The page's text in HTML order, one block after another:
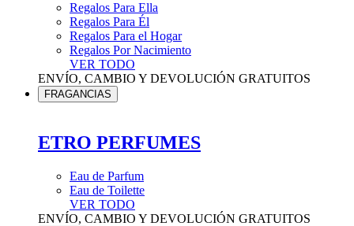
Regalos Para Ella
Regalos Para Él
Regalos Para el Hogar
Regalos Por Nacimiento
VER TODO
ENVÍO, CAMBIO Y DEVOLUCIÓN GRATUITOS
FRAGANCIAS
ETRO PERFUMES
Eau de Parfum
Eau de Toilette
VER TODO
ENVÍO, CAMBIO Y DEVOLUCIÓN GRATUITOS